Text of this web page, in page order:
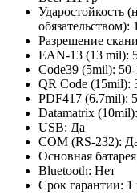
Ударостойкость
обязательством):
Разрешение
EAN-13 (13 mil):
Code39 (5mil):
QR Code (15mil):
PDF417 (6.7mil):
Datamatrix
USB: Да
COM (RS-232):
Основная
Bluetooth: Нет
Срок гарантии: 1